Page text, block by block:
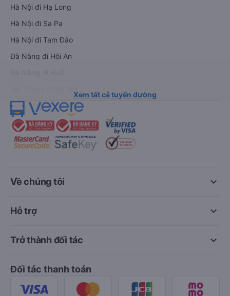
Hà Nội đi Hạ Long
Hà Nội đi Sa Pa
Hà Nội đi Tam Đảo
Đà Nẵng đi Hội An
Xem tất cả tuyến đường
keyboard_arrow_down
Về chúng tôi
keyboard_arrow_down
Hỗ trợ
keyboard_arrow_down
Trở thành đối tác
Đối tác thanh toán